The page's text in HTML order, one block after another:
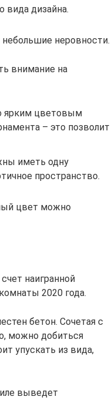
вида дизайна.
небольшие неровности.
внимание на
ярким цветовым
– это позволит
иметь одну
пространство.
цвет можно
наигранной
2020 года.
бетон. Сочетая с
можно добиться
упускать из вида,
выведет